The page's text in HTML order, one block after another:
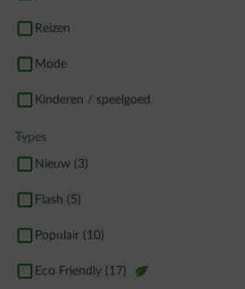
Reizen
Mode
Kinderen / speelgoed
Types
Nieuw (3)
Flash (5)
Populair (10)
Eco Friendly (17) impulse-leaf